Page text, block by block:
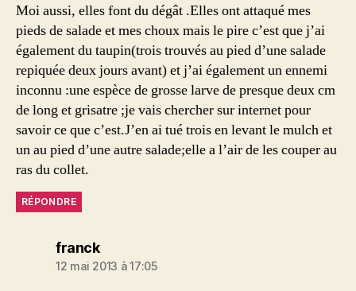
Moi aussi, elles font du dégât .Elles ont attaqué mes
pieds de salade et mes choux mais le pire c’est que j’ai
également du taupin(trois trouvés au pied d’une salade
repiquée deux jours avant) et j’ai également un ennemi
inconnu :une espèce de grosse larve de presque deux cm
de long et grisatre ;je vais chercher sur internet pour
savoir ce que c’est.J’en ai tué trois en levant le mulch et
un au pied d’une autre salade;elle a l’air de les couper au
ras du collet.
RÉPONDRE
franckdit :
12 mai 2013 à 17:05